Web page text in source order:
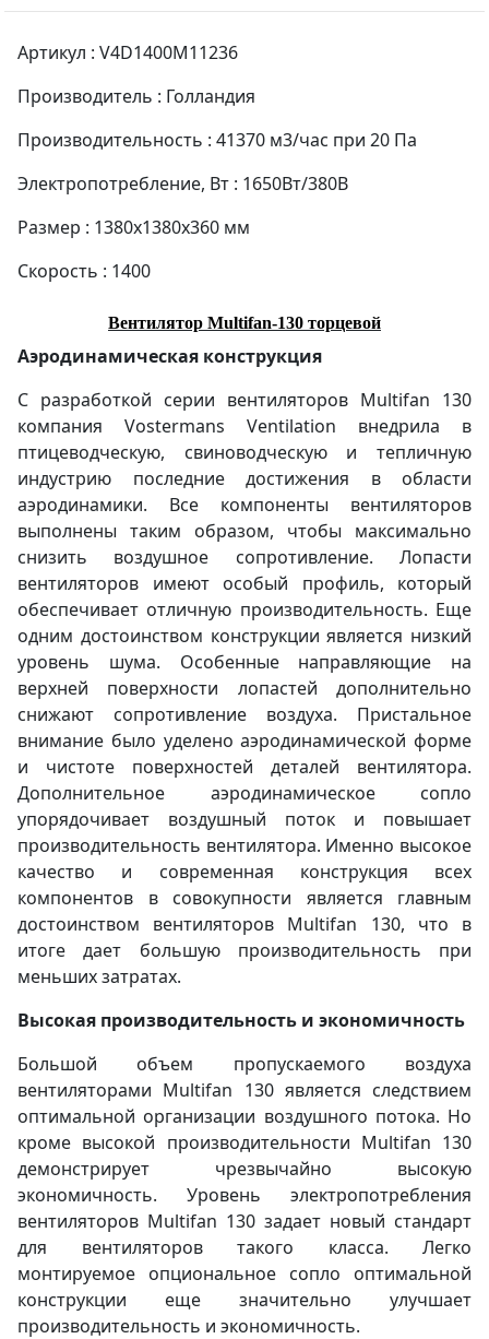
Артикул : V4D1400M11236
Производитель : Голландия
Производительность : 41370 м3/час при 20 Па
Электропотребление, Вт : 1650Вт/380В
Размер : 1380х1380х360 мм
Скорость : 1400
Вентилятор Multifan-130 торцевой
Аэродинамическая конструкция
С разработкой серии вентиляторов Multifan 130
компания Vostermans Ventilation внедрила в
птицеводческую, свиноводческую и тепличную
индустрию последние достижения в области
аэродинамики. Все компоненты вентиляторов
выполнены таким образом, чтобы максимально
снизить воздушное сопротивление. Лопасти
вентиляторов имеют особый профиль, который
обеспечивает отличную производительность. Еще
одним достоинством конструкции является низкий
уровень шума. Особенные направляющие на
верхней поверхности лопастей дополнительно
снижают сопротивление воздуха. Пристальное
внимание было уделено аэродинамической форме
и чистоте поверхностей деталей вентилятора.
Дополнительное аэродинамическое сопло
упорядочивает воздушный поток и повышает
производительность вентилятора. Именно высокое
качество и современная конструкция всех
компонентов в совокупности является главным
достоинством вентиляторов Multifan 130, что в
итоге дает большую производительность при
меньших затратах.
Высокая производительность и экономичность
Большой объем пропускаемого воздуха
вентиляторами Multifan 130 является следствием
оптимальной организации воздушного потока. Но
кроме высокой производительности Multifan 130
демонстрирует чрезвычайно высокую
экономичность. Уровень электропотребления
вентиляторов Multifan 130 задает новый стандарт
для вентиляторов такого класса. Легко
монтируемое опциональное сопло оптимальной
конструкции еще значительно улучшает
производительность и экономичность.